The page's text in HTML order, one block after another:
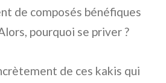
de composés bénéfiques
pourquoi se priver ?
de ces kakis qui